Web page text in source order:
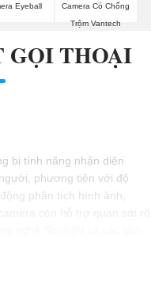
Eyeball
Camera Có Chống
Trộm Vantech
GỌI THOẠI
bị tính năng nhận diện
phương tiện với độ
phân tích hình ảnh,